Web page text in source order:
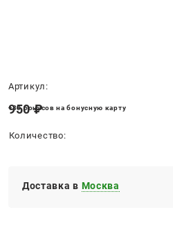
Артикул:
950 ₽
+30 бонусов на бонусную карту
Количество:
Доставка в Москва